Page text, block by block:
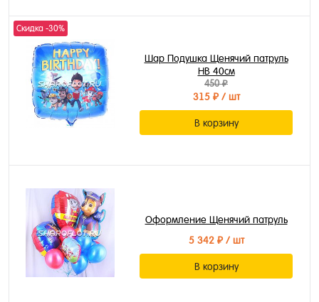
Скидка -30%
Шар Подушка Щенячий патруль
HB 40см
450 ₽
315 ₽/ шт
В корзину
Оформление Щенячий патруль
5 342 ₽/ шт
В корзину